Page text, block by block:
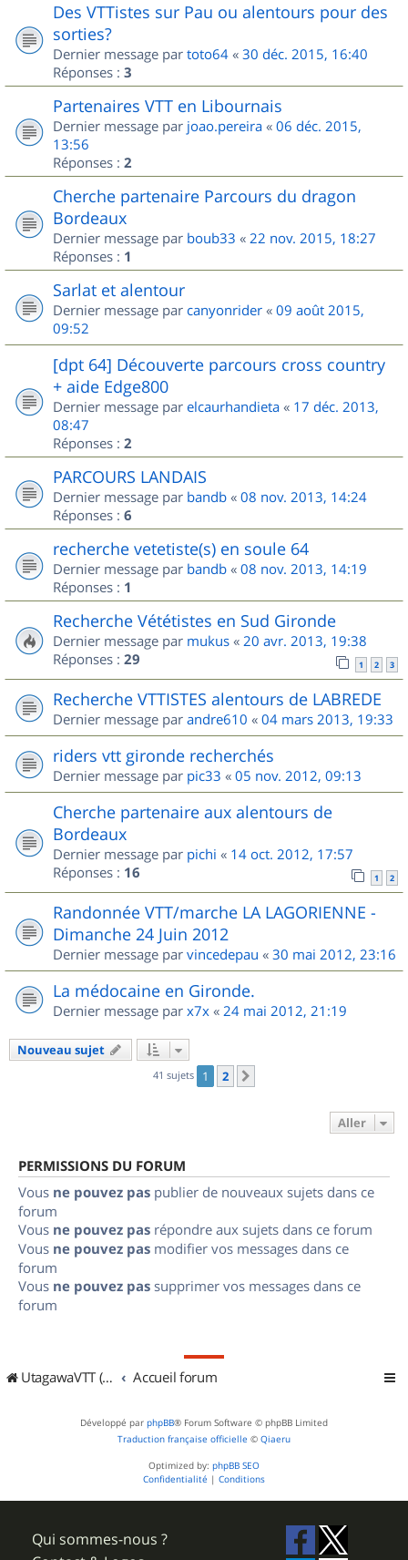
Des VTTistes sur Pau ou alentours pour des
sorties?
Dernier message par toto64 « 30 déc. 2015, 16:40
Réponses : 3
Partenaires VTT en Libournais
Dernier message par joao.pereira « 06 déc. 2015,
13:56
Réponses : 2
Cherche partenaire Parcours du dragon
Bordeaux
Dernier message par boub33 « 22 nov. 2015, 18:27
Réponses : 1
Sarlat et alentour
Dernier message par canyonrider « 09 août 2015,
09:52
[dpt 64] Découverte parcours cross country
+ aide Edge800
Dernier message par elcaurhandieta « 17 déc. 2013,
08:47
Réponses : 2
PARCOURS LANDAIS
Dernier message par bandb « 08 nov. 2013, 14:24
Réponses : 6
recherche vetetiste(s) en soule 64
Dernier message par bandb « 08 nov. 2013, 14:19
Réponses : 1
Recherche Vététistes en Sud Gironde
Dernier message par mukus « 20 avr. 2013, 19:38
Réponses : 29 1 2 3
Recherche VTTISTES alentours de LABREDE
Dernier message par andre610 « 04 mars 2013, 19:33
riders vtt gironde recherchés
Dernier message par pic33 « 05 nov. 2012, 09:13
Cherche partenaire aux alentours de
Bordeaux
Dernier message par pichi « 14 oct. 2012, 17:57
Réponses : 16 1 2
Randonnée VTT/marche LA LAGORIENNE -
Dimanche 24 Juin 2012
Dernier message par vincedepau « 30 mai 2012, 23:16
La médocaine en Gironde.
Dernier message par x7x « 24 mai 2012, 21:19
Nouveau sujet
41 sujets 1 2
Aller
PERMISSIONS DU FORUM
Vous ne pouvez pas publier de nouveaux sujets dans ce
forum
Vous ne pouvez pas répondre aux sujets dans ce forum
Vous ne pouvez pas modifier vos messages dans ce
forum
Vous ne pouvez pas supprimer vos messages dans ce
forum
UtagawaVTT (Randos VTT et VTTAE avec traces GPS) Accueil forum
Développé par phpBB® Forum Software © phpBB Limited
Traduction française officielle © Qiaeru
Optimized by: phpBB SEO
Confidentialité | Conditions
Qui sommes-nous ?